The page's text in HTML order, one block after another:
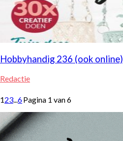
Hobbyhandig 236 (ook online)
Redactie
123 6Pagina 1 van 6